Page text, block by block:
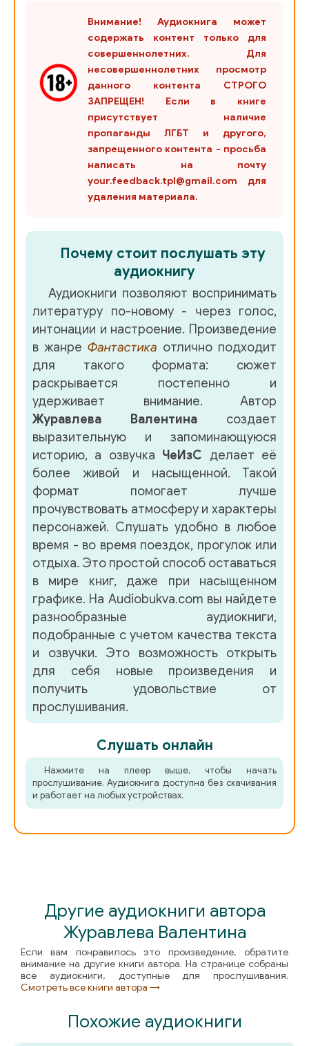
Внимание! Аудиокнига может
содержать контент только для
совершеннолетних. Для
несовершеннолетних просмотр
данного контента СТРОГО
ЗАПРЕЩЕН! Если в книге
присутствует наличие
пропаганды ЛГБТ и другого,
запрещенного контента - просьба
написать на почту
your.feedback.tpl@gmail.com для
удаления материала.
Почему стоит послушать эту
аудиокнигу
Аудиокниги позволяют воспринимать
литературу по-новому - через голос,
интонации и настроение. Произведение
в жанре Фантастика отлично подходит
для такого формата: сюжет
раскрывается постепенно и
удерживает внимание. Автор
Журавлева Валентина создает
выразительную и запоминающуюся
историю, а озвучка ЧеИзС делает её
более живой и насыщенной. Такой
формат помогает лучше
прочувствовать атмосферу и характеры
персонажей. Слушать удобно в любое
время - во время поездок, прогулок или
отдыха. Это простой способ оставаться
в мире книг, даже при насыщенном
графике. На Audiobukva.com вы найдете
разнообразные аудиокниги,
подобранные с учетом качества текста
и озвучки. Это возможность открыть
для себя новые произведения и
получить удовольствие от
прослушивания.
Слушать онлайн
Нажмите на плеер выше, чтобы начать
прослушивание. Аудиокнига доступна без скачивания
и работает на любых устройствах.
Другие аудиокниги автора
Журавлева Валентина
Если вам понравилось это произведение, обратите
внимание на другие книги автора. На странице собраны
все аудиокниги, доступные для прослушивания.
Смотреть все книги автора →
Похожие аудиокниги